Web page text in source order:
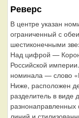
Реверс
В центре указан
ограниченный с
шестиконечными
Над цифрой —
Российской
номинала — слово
Ниже, расположен
разделитель в виде